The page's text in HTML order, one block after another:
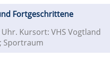
Fortgeschrittene
Uhr. Kursort: VHS Vogtland
Sportraum